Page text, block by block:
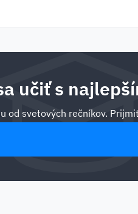
učiť s
od svetových rečníkov.